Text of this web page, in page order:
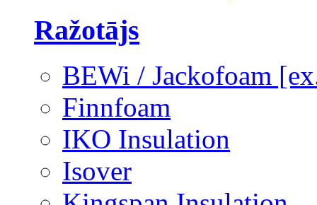
Ražotājs
BEWi / Jackofoam
Finnfoam
IKO Insulation
Isover